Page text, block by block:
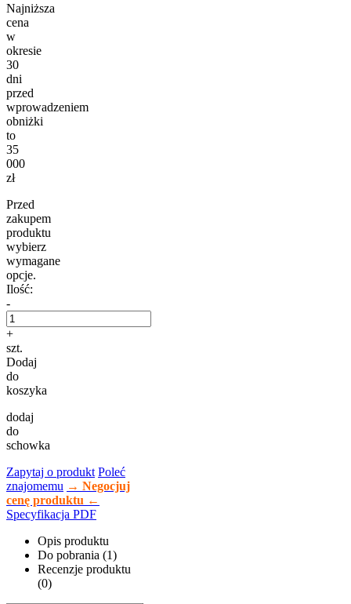
Najniższa
cena
w
okresie
30
dni
przed
wprowadzeniem
obniżki
to
35
000
zł
Przed
zakupem
produktu
wybierz
wymagane
opcje.
Ilość:
-
+
szt.
Dodaj
do
koszyka
dodaj
do
schowka
Zapytaj o produkt Poleć
znajomemu → Negocjuj
cenę produktu ←
Specyfikacja PDF
Opis produktu
Do pobrania (1)
Recenzje produktu
(0)